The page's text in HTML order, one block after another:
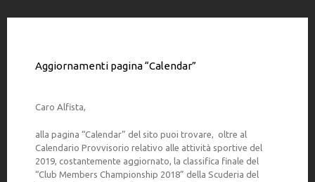
Aggiornamenti pagina “Calendar”
Caro Alfista,
alla pagina “Calendar” del sito puoi trovare, oltre al
Calendario Provvisorio relativo alle attività sportive del
2019, costantemente aggiornato, la classifica finale del
“Club Members Championship 2018” della Scuderia del